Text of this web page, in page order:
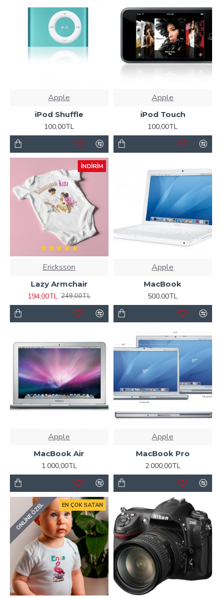
Apple
iPod Shuffle
100,00TL
Apple
iPod Touch
100,00TL
İNDIRIM
Ericksson
Lazy Armchair
194,00TL 249,00TL
Apple
MacBook
500,00TL
Apple
MacBook Air
1.000,00TL
Apple
MacBook Pro
2.000,00TL
EN ÇOK SATAN
ONLINE ÖZEL